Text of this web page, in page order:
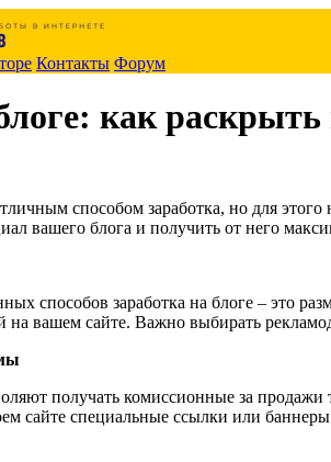
Контакты Форум
как
способом заработка, но для
вашего блога и получить от него
способов заработка на блоге – это
на вашем сайте. Важно выбирать
получать комиссионные за продажи
сайте специальные ссылки или